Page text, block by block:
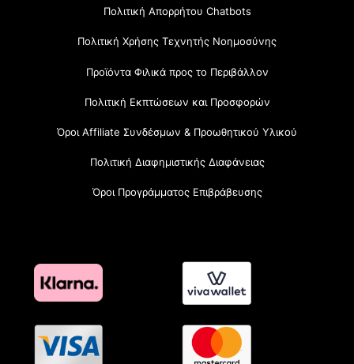
Πολιτική Απορρήτου Chatbots
Πολιτική Χρήσης Τεχνητής Νοημοσύνης
Προϊόντα Φιλικά προς το Περιβάλλον
Πολιτική Εκπτώσεων και Προσφορών
Όροι Affiliate Συνδέσμων & Προωθητικού Υλικού
Πολιτική Διαφημιστικής Διαφάνειας
Όροι Προγράμματος Επιβράβευσης